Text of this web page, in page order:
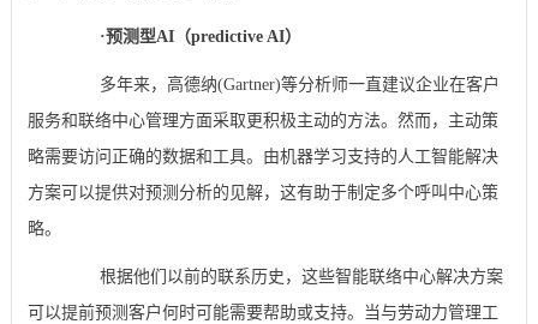
·预测型AI（predictive AI）
多年来，高德纳(Gartner)等分析师一直建议企业在客户
服务和联络中心管理方面采取更积极主动的方法。然而，主动策
略需要访问正确的数据和工具。由机器学习支持的人工智能解决
方案可以提供对预测分析的见解，这有助于制定多个呼叫中心策
略。
根据他们以前的联系历史，这些智能联络中心解决方案
可以提前预测客户何时可能需要帮助或支持。当与劳动力管理工